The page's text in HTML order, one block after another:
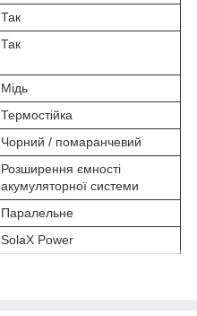
Так
Так
Мідь
Термостійка
Чорний / помаранчевий
Розширення ємності
акумуляторної системи
Паралельне
SolaX Power